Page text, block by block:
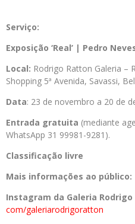
Serviço:
Exposição ‘Real’ | Pedro
Local: Rodrigo Ratton Galeria –
Shopping 5ª Avenida, Savassi,
Data: 23 de novembro a 20 de
Entrada gratuita (mediante
WhatsApp 31 99981-9281).
Classificação livre
Mais informações ao público:
Instagram da Galeria
com/galeriarodrigoratton